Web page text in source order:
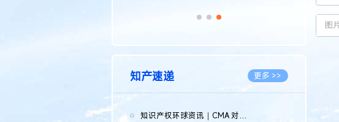
知产速递 更多 >>
知识产权环球资讯｜CMA 对微软发起调查；批量搬运二手平台数据构...